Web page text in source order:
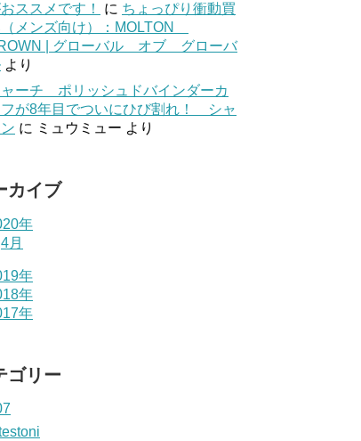
ススメです！
に ちょっぴり衝動買
メンズ向け）：MOLTON
| グローバル オブ グローバ
より
ーチ ポリッシュドバインダーカ
が8年目でついにひび割れ！ シャ
に ミュウミュー より
カイブ
年
4月
年
年
年
ゴリー